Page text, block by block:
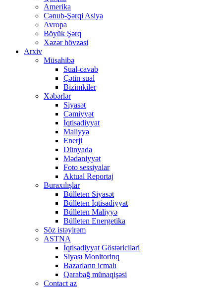
Amerika
Cənub-Şərqi Asiya
Avropa
Böyük Şərq
Xəzər hövzəsi
Arxiv
Müsahibə
Sual-cavab
Çətin sual
Bizimkiler
Xəbərlər
Siyasət
Cəmiyyət
İqtisadiyyat
Maliyyə
Enerji
Dünyada
Mədəniyyət
Foto sessiyalar
Aktual Reportaj
Buraxılışlar
Bülleten Siyasət
Bülleten İqtisadiyyat
Bülleten Maliyyə
Bülleten Energetika
Söz istəyirəm
ASTNA
İqtisadiyyat Göstəriciləri
Siyası Monitorinq
Bazarların icmalı
Qarabağ münaqişəsi
Contact az